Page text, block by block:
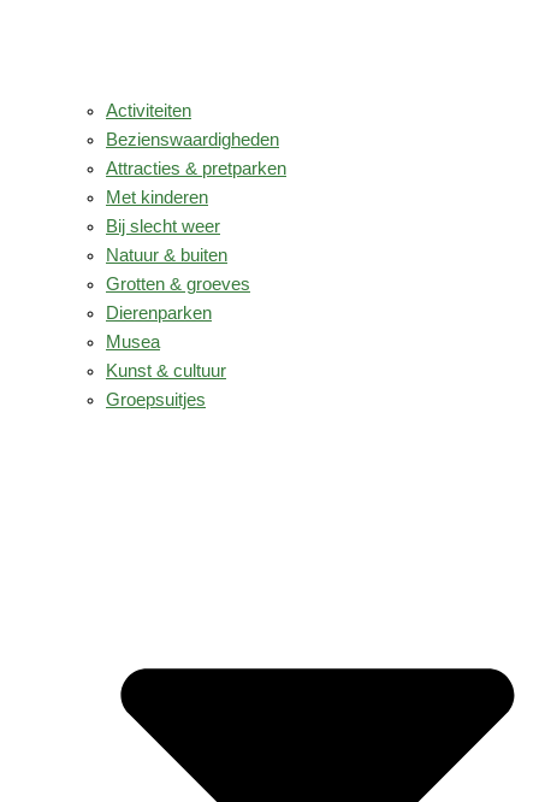
Activiteiten
Bezienswaardigheden
Attracties & pretparken
Met kinderen
Bij slecht weer
Natuur & buiten
Grotten & groeves
Dierenparken
Musea
Kunst & cultuur
Groepsuitjes